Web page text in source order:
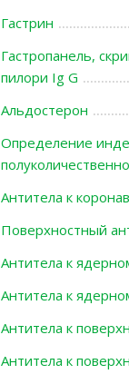
Гастрин
Гастропанель,
пилори Ig G
Альдостерон
Определение
Антитела к
Поверхностный
Антитела к
Антитела к
Антитела к
Антитела к